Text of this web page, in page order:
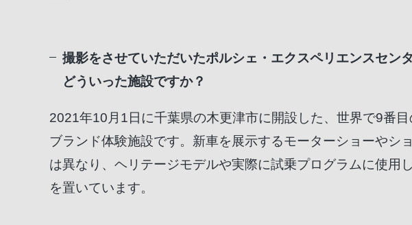
撮影をさせていただいたポルシェ・エクスペリエンスセン
どういった施設ですか？
2021年10月1日に千葉県の木更津市に開設した、世界で9番
ブランド体験施設です。新車を展示するモーターショーやシ
は異なり、ヘリテージモデルや実際に試乗プログラムに使用
を置いています。